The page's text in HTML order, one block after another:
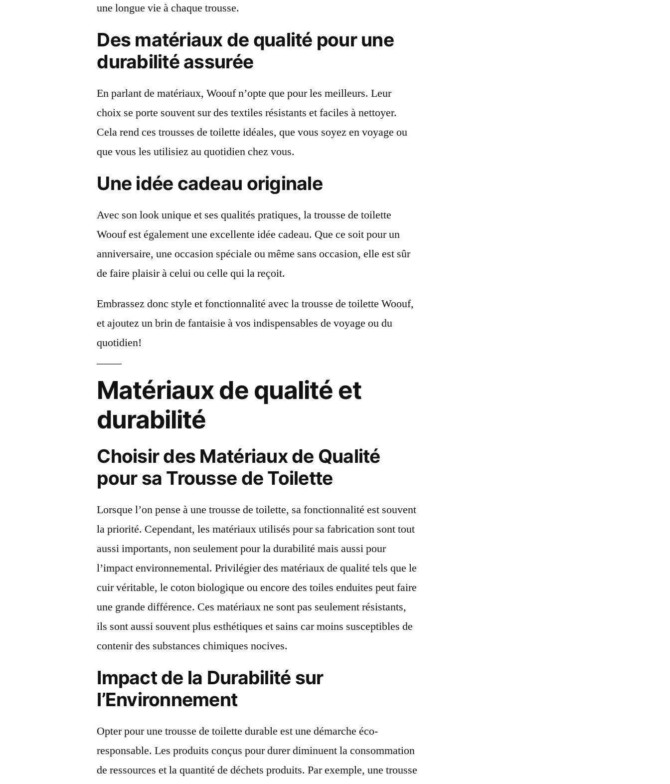
une longue vie à chaque trousse.
Des matériaux de qualité pour une
durabilité assurée
En parlant de matériaux, Woouf n’opte que pour les meilleurs. Leur
choix se porte souvent sur des textiles résistants et faciles à nettoyer.
Cela rend ces trousses de toilette idéales, que vous soyez en voyage ou
que vous les utilisiez au quotidien chez vous.
Une idée cadeau originale
Avec son look unique et ses qualités pratiques, la trousse de toilette
Woouf est également une excellente idée cadeau. Que ce soit pour un
anniversaire, une occasion spéciale ou même sans occasion, elle est sûr
de faire plaisir à celui ou celle qui la reçoit.
Embrassez donc style et fonctionnalité avec la trousse de toilette Woouf,
et ajoutez un brin de fantaisie à vos indispensables de voyage ou du
quotidien!
Matériaux de qualité et
durabilité
Choisir des Matériaux de Qualité
pour sa Trousse de Toilette
Lorsque l’on pense à une trousse de toilette, sa fonctionnalité est souvent
la priorité. Cependant, les matériaux utilisés pour sa fabrication sont tout
aussi importants, non seulement pour la durabilité mais aussi pour
l’impact environnemental. Privilégier des matériaux de qualité tels que le
cuir véritable, le coton biologique ou encore des toiles enduites peut faire
une grande différence. Ces matériaux ne sont pas seulement résistants,
ils sont aussi souvent plus esthétiques et sains car moins susceptibles de
contenir des substances chimiques nocives.
Impact de la Durabilité sur
l’Environnement
Opter pour une trousse de toilette durable est une démarche éco-
responsable. Les produits conçus pour durer diminuent la consommation
de ressources et la quantité de déchets produits. Par exemple, une trousse